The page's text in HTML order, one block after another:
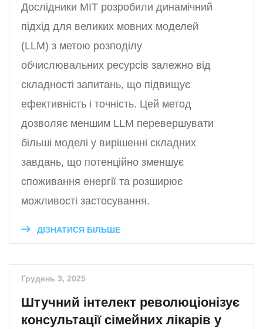
Дослідники MIT розробили динамічний
підхід для великих мовних моделей
(LLM) з метою розподілу
обчислювальних ресурсів залежно від
складності запитань, що підвищує
ефективність і точність. Цей метод
дозволяє меншим LLM перевершувати
більші моделі у вирішенні складних
завдань, що потенційно зменшує
споживання енергії та розширює
можливості застосування.
ДІЗНАТИСЯ БІЛЬШЕ
Грудень 3, 2025
Штучний інтелект революціонізує
консультації сімейних лікарів у